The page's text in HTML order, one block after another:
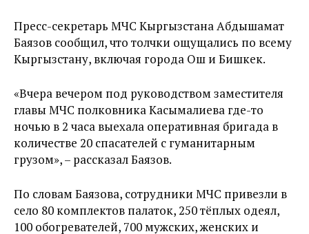
Пресс-секретарь МЧС Кыргызстана Абдышамат
Баязов сообщил, что толчки ощущались по всему
Кыргызстану, включая города Ош и Бишкек.
«Вчера вечером под руководством заместителя
главы МЧС полковника Касымалиева где-то
ночью в 2 часа выехала оперативная бригада в
количестве 20 спасателей с гуманитарным
грузом», – рассказал Баязов.
По словам Баязова, сотрудники МЧС привезли в
село 80 комплектов палаток, 250 тёплых одеял,
100 обогревателей, 700 мужских, женских и